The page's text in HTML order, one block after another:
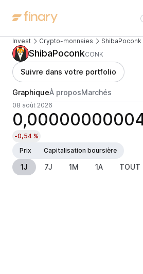
Invest Crypto-monnaies ShibaPoconk
ShibaPoconkCONK
Suivre dans votre portfolio
GraphiqueÀ proposMarchés
08 août 2026
-0,54 %
Prix
Capitalisation boursière
1J 7J 1M 1A TOUT